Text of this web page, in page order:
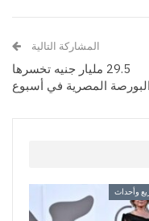
المشاركة التالية
29.5 مليار جنيه تخسرها
البورصة المصرية في أسبوع
وأحداث